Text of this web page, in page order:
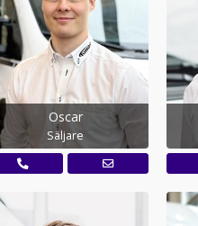
Oscar
Säljare